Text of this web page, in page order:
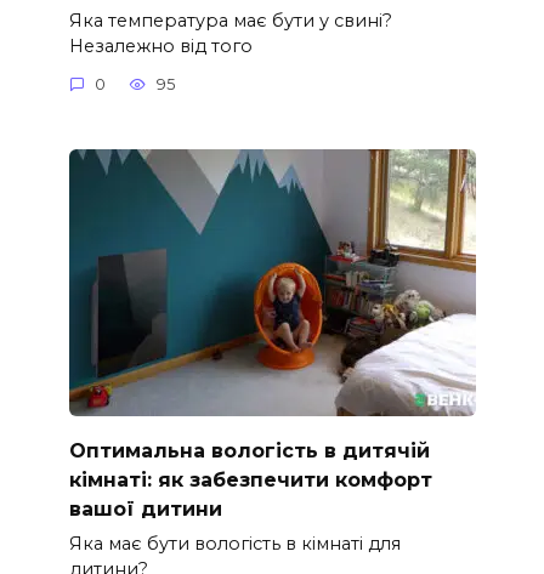
Яка температура має бути у свині?
Незалежно від того
0 95
Оптимальна вологість в дитячій
кімнаті: як забезпечити комфорт
вашої дитини
Яка має бути вологість в кімнаті для
дитини?